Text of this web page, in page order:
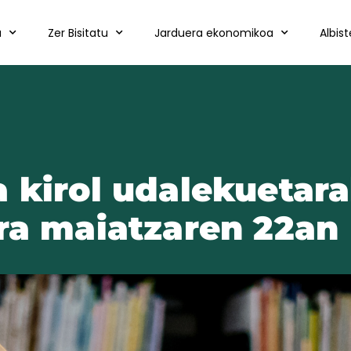
Zer Bisitatu Jarduera ekonomikoa
kirol
maiatzaren 22an